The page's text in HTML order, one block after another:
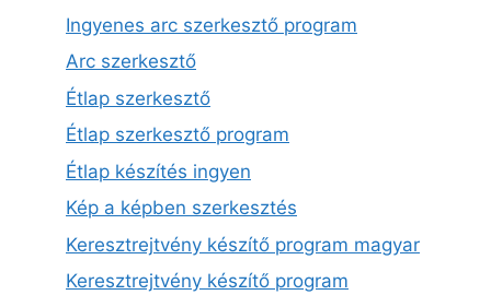
Ingyenes arc szerkesztő program
Arc szerkesztő
Étlap szerkesztő
Étlap szerkesztő program
Étlap készítés ingyen
Kép a képben szerkesztés
Keresztrejtvény készítő program magyar
Keresztrejtvény készítő program